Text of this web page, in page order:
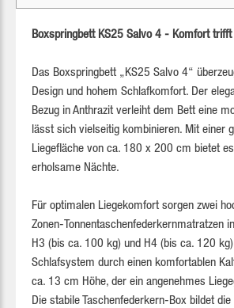
Boxspringbett KS25 Salvo 4 - Komfort
Das Boxspringbett „KS25 Salvo 4“
Design und hohem Schlafkomfort. Der
Bezug in Anthrazit verleiht dem Bett eine
lässt sich vielseitig kombinieren. Mit einer
Liegefläche von ca. 180 x 200 cm bietet
erholsame Nächte.
Für optimalen Liegekomfort sorgen zwei
Zonen-Tonnentaschenfederkernmatratzen
H3 (bis ca. 100 kg) und H4 (bis ca. 120
Schlafsystem durch einen komfortablen
ca. 13 cm Höhe, der ein angenehmes
Die stabile Taschenfederkern-Box bildet